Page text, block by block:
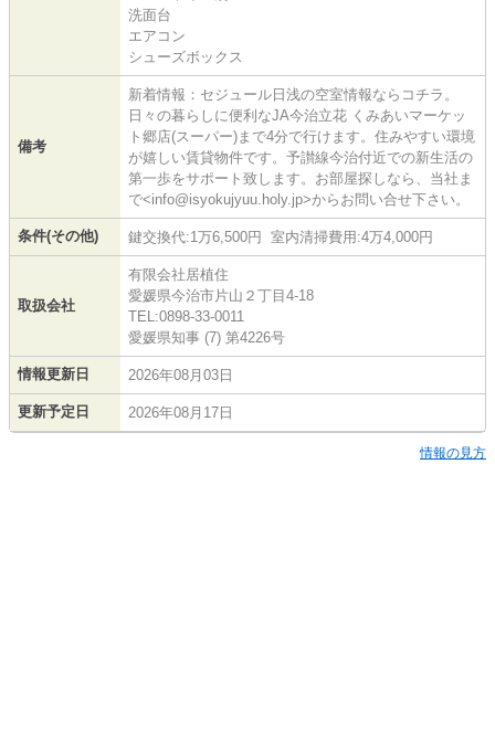
洗面台
エアコン
シューズボックス
備考
新着情報：セジュール日浅の空室情報ならコチラ。
日々の暮らしに便利なJA今治立花 くみあいマーケッ
ト郷店(スーパー)まで4分で行けます。住みやすい環境
が嬉しい賃貸物件です。予讃線今治付近での新生活の
第一歩をサポート致します。お部屋探しなら、当社ま
で<info@isyokujyuu.holy.jp>からお問い合せ下さい。
条件(その他) 鍵交換代:1万6,500円 室内清掃費用:4万4,000円
取扱会社
有限会社居植住
愛媛県今治市片山２丁目4-18
TEL:0898-33-0011
愛媛県知事 (7) 第4226号
情報更新日 2026年08月03日
更新予定日 2026年08月17日
情報の見方